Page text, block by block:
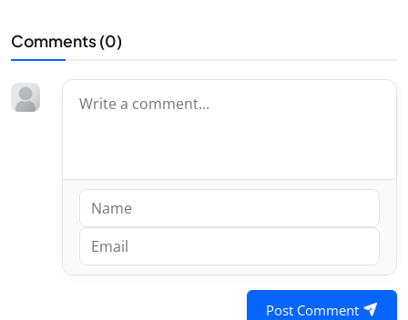
Comments (0)
Post Comment